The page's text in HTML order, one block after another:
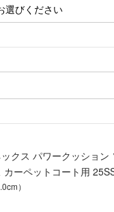
ックス パワークッショ
カーペットコート用
）